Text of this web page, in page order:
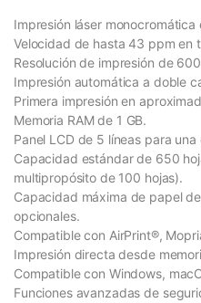
Impresión láser
Velocidad de hasta 43 ppm en
Resolución de impresión de
Impresión automática a doble
Primera impresión en
Memoria RAM de 1 GB.
Panel LCD de 5 líneas para
Capacidad estándar de 650
multipropósito de 100 hojas).
Capacidad máxima de papel
opcionales.
Compatible con AirPrint®,
Impresión directa desde
Compatible con Windows,
Funciones avanzadas de